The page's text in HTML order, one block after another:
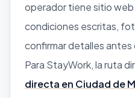
operador tiene sitio
condiciones escritas,
confirmar detalles antes
Para StayWork, la ruta
directa en Ciudad de